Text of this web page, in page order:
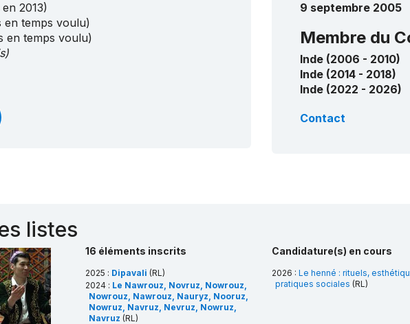
2013)
en temps voulu)
en temps voulu)
9 septembre 2005
Membre du
Inde (2006 - 2010)
Inde (2014 - 2018)
Inde (2022 - 2026)
Contact
listes
16 éléments inscrits
2025 : Dipavali (RL)
2024 : Le Nawrouz, Novruz, Nowrouz,
Nowrouz, Nawrouz, Nauryz, Nooruz,
Nowruz, Navruz, Nevruz, Nowruz,
Navruz (RL)
Candidature(s) en cours
2026 : Le henné : rituels,
pratiques sociales (RL)